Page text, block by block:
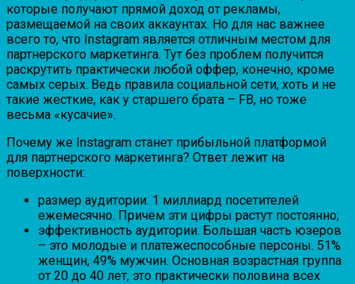
которые получают прямой доход от рекламы,
размещаемой на своих аккаунтах. Но для нас важнее
всего то, что Instagram является отличным местом для
партнерского маркетинга. Тут без проблем получится
раскрутить практически любой оффер, конечно, кроме
самых серых. Ведь правила социальной сети, хоть и не
такие жесткие, как у старшего брата – FB, но тоже
весьма «кусачие».
Почему же Instagram станет прибыльной платформой
для партнерского маркетинга? Ответ лежит на
поверхности:
размер аудитории. 1 миллиард посетителей
ежемесячно. Причем эти цифры растут постоянно;
эффективность аудитории. Большая часть юзеров
– это молодые и платежеспособные персоны. 51%
женщин, 49% мужчин. Основная возрастная группа
от 20 до 40 лет, это практически половина всех